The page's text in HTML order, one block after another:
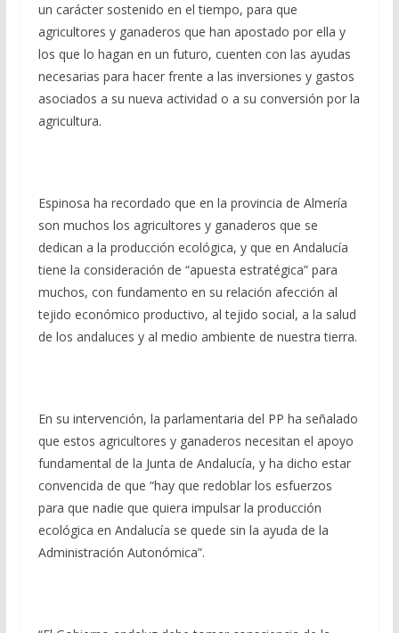
un carácter sostenido en el tiempo, para que
agricultores y ganaderos que han apostado por ella y
los que lo hagan en un futuro, cuenten con las ayudas
necesarias para hacer frente a las inversiones y gastos
asociados a su nueva actividad o a su conversión por la
agricultura.
Espinosa ha recordado que en la provincia de Almería
son muchos los agricultores y ganaderos que se
dedican a la producción ecológica, y que en Andalucía
tiene la consideración de “apuesta estratégica” para
muchos, con fundamento en su relación afección al
tejido económico productivo, al tejido social, a la salud
de los andaluces y al medio ambiente de nuestra tierra.
En su intervención, la parlamentaria del PP ha señalado
que estos agricultores y ganaderos necesitan el apoyo
fundamental de la Junta de Andalucía, y ha dicho estar
convencida de que “hay que redoblar los esfuerzos
para que nadie que quiera impulsar la producción
ecológica en Andalucía se quede sin la ayuda de la
Administración Autonómica”.